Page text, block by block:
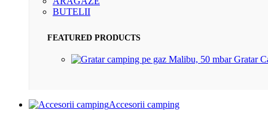
BUTELII
FEATURED PRODUCTS
Gratar
Accesorii camping